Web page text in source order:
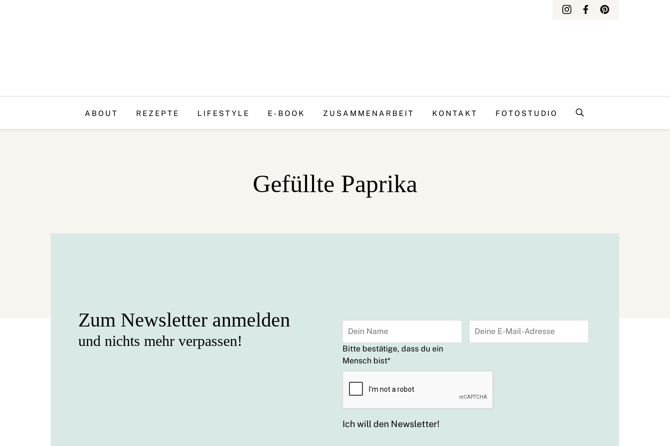
ABOUT REZEPTE LIFESTYLE E-BOOK ZUSAMMENARBEIT KONTAKT FOTOSTUDIO
Gefüllte Paprika
Zum Newsletter anmelden
und nichts mehr verpassen!
Bitte bestätige, dass du ein
Mensch bist*
Ich will den Newsletter!